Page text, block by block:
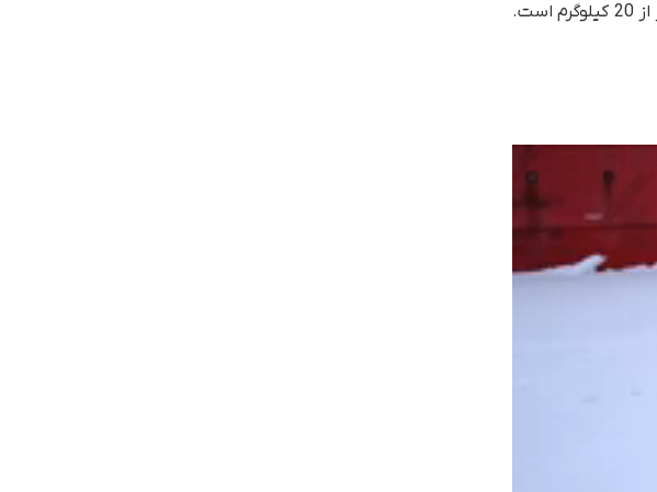
سگ رباتیک Lynx S10 در دسته ربات‌های چهارپای سبک قرار می‌گیرد و وزن آن همراه با باتری کمتر از 20 کیلوگرم است.